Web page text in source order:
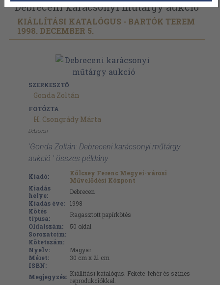
Debreceni karácsonyi műtárgy aukció
KIÁLLÍTÁSI KATALÓGUS - BARTÓK TEREM
1998. DECEMBER 5.
SZERKESZTŐ
Gonda Zoltán
FOTÓZTA
H. Csongrády Márta
Debrecen
'Gonda Zoltán: Debreceni karácsonyi műtárgy
aukció ' összes példány
Kiadó:
Kölcsey Ferenc Megyei-városi
Művelődési Központ
Kiadás
helye:
Debrecen
Kiadás éve:
1998
Kötés
típusa:
Ragasztott papírkötés
Oldalszám:
50 oldal
Sorozatcím:
Kötetszám:
Nyelv:
Magyar
Méret:
30 cm x 21 cm
ISBN:
Megjegyzés: Kiállítási katalógus. Fekete-fehér és színes
reprodukciókkal.